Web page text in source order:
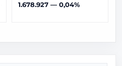
1.678.927 — 0,04%